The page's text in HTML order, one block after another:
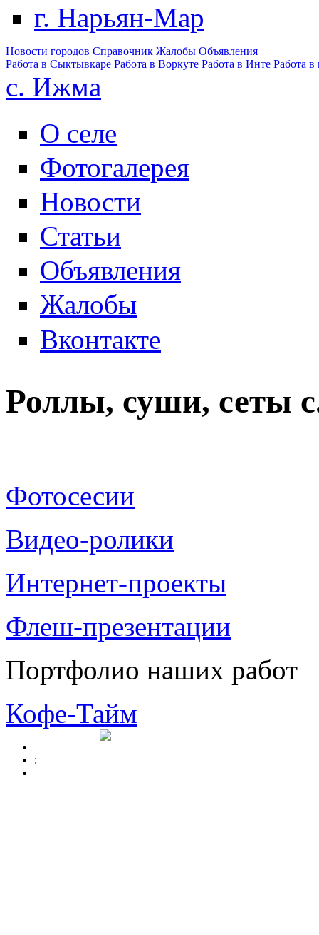
г. Нарьян-Мар
Новости городов Справочник Жалобы Объявления
Работа в Сыктывкаре Работа в Воркуте Работа в Инте Работа в
с. Ижма
О селе
Фотогалерея
Новости
Статьи
Объявления
Жалобы
Вконтакте
Роллы, суши, сеты
Фотосесии
Видео-ролики
Интернет-проекты
Флеш-презентации
Портфолио наших работ
Кофе-Тайм
: